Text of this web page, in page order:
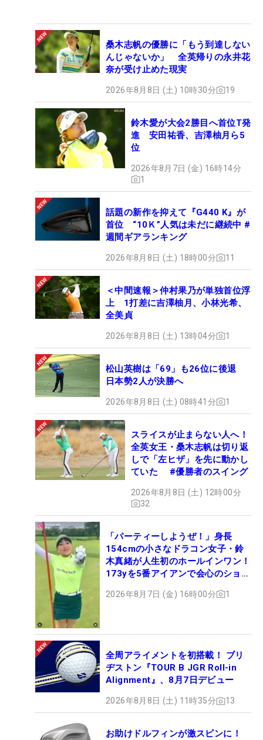
桑木志帆の優勝に「もう到達しない
んじゃないか」 全英帰りの永井花
奈が受け止めた現実
2026年8月8日 (土) 10時30分 19
鈴木愛が大会2勝目へ首位T発
進 安田祐香、吉澤柚月ら5
位
2026年8月7日 (金) 16時14分
1
話題の新作を抑えて『G440 K』が
首位 “10Ｋ”人気は未だに継続中 #
週間ギアランキング
2026年8月8日 (土) 18時00分 11
＜中間速報＞仲村果乃が単独首位浮
上 1打差に吉澤柚月、小林光希、
全美貞
2026年8月8日 (土) 13時04分 1
松山英樹は「69」も26位に後退
日本勢2人が決勝へ
2026年8月8日 (土) 08時41分 1
スライスが止まらない人へ！
全英女王・桑木志帆は切り返
しで「左ヒザ」を先に動かし
ていた #優勝者のスイング
2026年8月8日 (土) 12時00分
32
「パーティーしようぜ！」身長
154cmの小さなドラコン女子・鈴
木真緒が人生初のホールインワン！
173yを5番アイアンで会心のショッ
2026年8月7日 (金) 16時00分 1
全周アライメントを初搭載！ ブリ
ヂストン『TOUR B JGR Roll-in
Alignment』、8月7日デビュー
2026年8月8日 (土) 11時35分 13
お助けドルフィンが激スピンに！